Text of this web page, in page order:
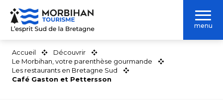
Aller
contenu
menu
Accueil
Découvrir
Le Morbihan, votre parenthèse gourmande
Les restaurants en Bretagne Sud
Café Gaston et Pettersson